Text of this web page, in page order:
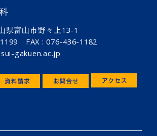
県富山市野々上13-1
FAX : 076-436-1182
gakuen.ac.jp